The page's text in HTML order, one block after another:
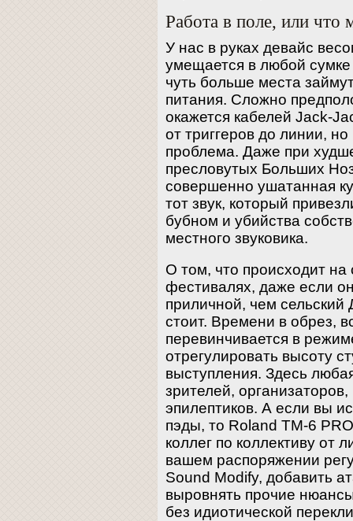
Работа в поле, или что
У нас в руках девайс
умещается в любой
чуть больше места
питания. Сложно
окажется кабелей Jack-
от триггеров до линии,
проблема. Даже при
пресловутых Больших
совершенно ушатанная
тот звук, который
бубном и убийства
местного звуковика.
О том, что происходит
фестивалях, даже если
приличной, чем сельский
стоит. Времени в обрез,
перевинчивается в
отрегулировать высоту
выступления. Здесь
зрителей,
эпилептиков. А если вы
пэды, то Roland TM-6
коллег по коллективу
вашем распоряжении
Sound Modify, добавить
выровнять прочие
без идиотической